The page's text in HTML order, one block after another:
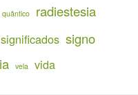
quântico radiestesia
significados signo
vela vida